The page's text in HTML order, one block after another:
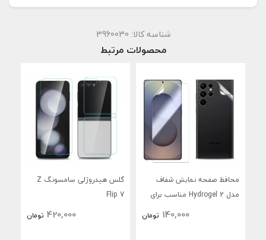
شناسه کالا: 3960030
محصولات مرتبط
محافظ صفحه نمایش شفاف
مدل Hydrogel 2 مناسب برای
گوشی موبایل سامسونگ
140,000 تومان
گلس هیدروژلی سامسونگ Z
Flip 7
420,000 تومان